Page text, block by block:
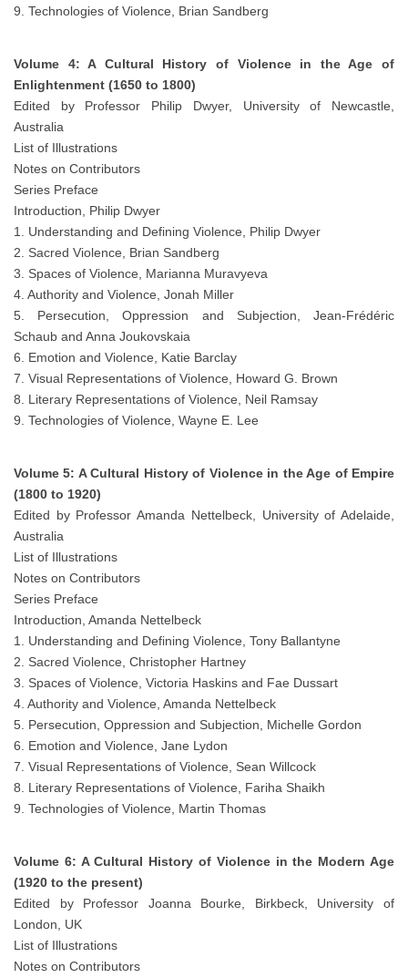
9. Technologies of Violence, Brian Sandberg
Volume 4: A Cultural History of Violence in the Age of
Enlightenment (1650 to 1800)
Edited by Professor Philip Dwyer, University of Newcastle,
Australia
List of Illustrations
Notes on Contributors
Series Preface
Introduction, Philip Dwyer
1. Understanding and Defining Violence, Philip Dwyer
2. Sacred Violence, Brian Sandberg
3. Spaces of Violence, Marianna Muravyeva
4. Authority and Violence, Jonah Miller
5. Persecution, Oppression and Subjection, Jean-Frédéric
Schaub and Anna Joukovskaia
6. Emotion and Violence, Katie Barclay
7. Visual Representations of Violence, Howard G. Brown
8. Literary Representations of Violence, Neil Ramsay
9. Technologies of Violence, Wayne E. Lee
Volume 5: A Cultural History of Violence in the Age of Empire
(1800 to 1920)
Edited by Professor Amanda Nettelbeck, University of Adelaide,
Australia
List of Illustrations
Notes on Contributors
Series Preface
Introduction, Amanda Nettelbeck
1. Understanding and Defining Violence, Tony Ballantyne
2. Sacred Violence, Christopher Hartney
3. Spaces of Violence, Victoria Haskins and Fae Dussart
4. Authority and Violence, Amanda Nettelbeck
5. Persecution, Oppression and Subjection, Michelle Gordon
6. Emotion and Violence, Jane Lydon
7. Visual Representations of Violence, Sean Willcock
8. Literary Representations of Violence, Fariha Shaikh
9. Technologies of Violence, Martin Thomas
Volume 6: A Cultural History of Violence in the Modern Age
(1920 to the present)
Edited by Professor Joanna Bourke, Birkbeck, University of
London, UK
List of Illustrations
Notes on Contributors